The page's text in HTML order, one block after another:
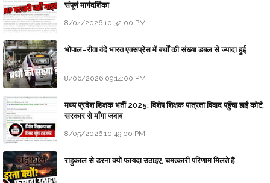
संपूर्ण मार्गदर्शिका
8/04/2026 10:32:00 PM
भोपाल–रीवा वंदे भारत एक्सप्रेस में बर्थों की संख्या डबल से ज्यादा हुई
8/06/2026 09:14:00 PM
मध्य प्रदेश शिक्षक भर्ती 2025: विशेष शिक्षक पात्रता विवाद पहुँचा हाई कोर्ट;
सरकार से माँगा जवाब
8/05/2026 10:49:00 PM
राहुकाल से डरना क्यों फायदा उठाइए, चमत्कारी परिणाम मिलते हैं